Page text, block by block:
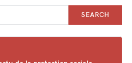
SEARCH